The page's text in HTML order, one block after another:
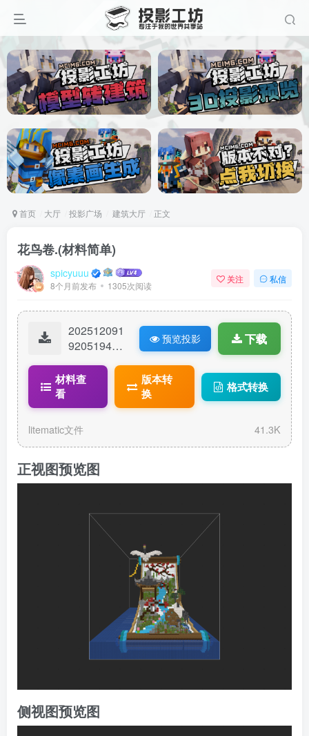
首页 大厅 投影广场 建筑大厅 正文
花鸟卷.(材料简单)
spicyuuu
8个月前发布 1305次阅读
关注 私信
202512091
92051943-
matic
预览投影 下载
材料查
看
版本转
换
格式转换
litematic文件 41.3K
正视图预览图
侧视图预览图